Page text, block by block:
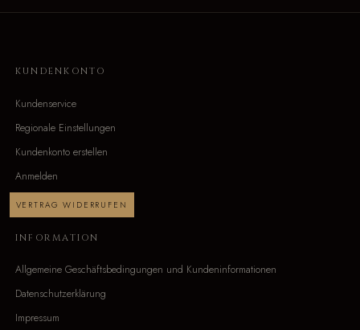
KUNDENKONTO
Kundenservice
Regionale Einstellungen
Kundenkonto erstellen
Anmelden
VERTRAG WIDERRUFEN
INFORMATION
Allgemeine Geschäftsbedingungen und Kundeninformationen
Datenschutzerklärung
Impressum